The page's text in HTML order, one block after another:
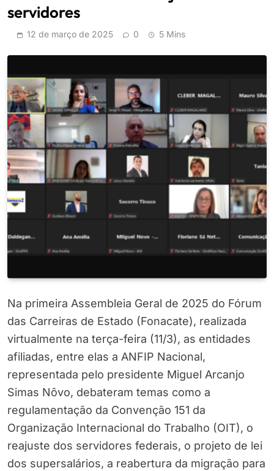
servidores
12 de março de 2025 0 5 Mins
Na primeira Assembleia Geral de 2025 do Fórum
das Carreiras de Estado (Fonacate), realizada
virtualmente na terça-feira (11/3), as entidades
afiliadas, entre elas a ANFIP Nacional,
representada pelo presidente Miguel Arcanjo
Simas Nôvo, debateram temas como a
regulamentação da Convenção 151 da
Organização Internacional do Trabalho (OIT), o
reajuste dos servidores federais, o projeto de lei
dos supersalários, a reabertura da migração para